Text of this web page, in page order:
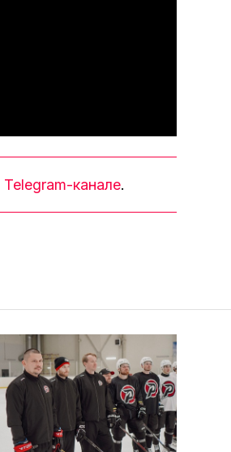
Telegram-канале.